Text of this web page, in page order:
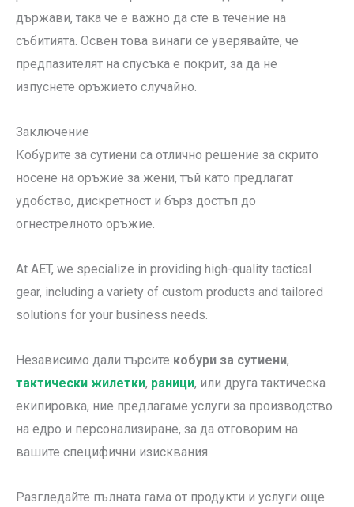
държави, така че е важно да сте в течение на
събитията. Освен това винаги се уверявайте, че
предпазителят на спусъка е покрит, за да не
изпуснете оръжието случайно.
Заключение
Кобурите за сутиени са отлично решение за скрито
носене на оръжие за жени, тъй като предлагат
удобство, дискретност и бърз достъп до
огнестрелното оръжие.
At AET, we specialize in providing high-quality tactical
gear, including a variety of custom products and tailored
solutions for your business needs.
Независимо дали търсите кобури за сутиени,
тактически жилетки, раници, или друга тактическа
екипировка, ние предлагаме услуги за производство
на едро и персонализиране, за да отговорим на
вашите специфични изисквания.
Разгледайте пълната гама от продукти и услуги още